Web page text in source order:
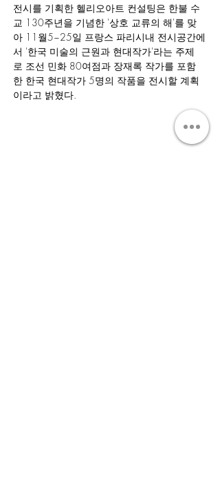
전시를 기획한 헬리오아트 컨설팅은 한불 수
교 130주년을 기념한 '상호 교류의 해'를 맞
아 11월5~25일 프랑스 파리시내 전시공간에
서 '한국 미술의 근원과 현대작가'라는 주제
로 조선 민화 80여점과 장재록 작가를 포함
한 한국 현대작가 5명의 작품을 전시할 계획
이라고 밝혔다.